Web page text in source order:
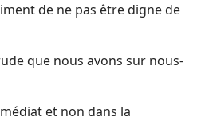
de ne pas être digne de
que nous avons sur nous-
et non dans la